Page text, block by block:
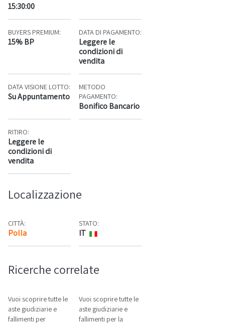
15:30:00
BUYERS PREMIUM:
15% BP
DATA DI PAGAMENTO:
Leggere le
condizioni di
vendita
DATA VISIONE LOTTO:
Su Appuntamento
METODO
PAGAMENTO:
Bonifico Bancario
RITIRO:
Leggere le
condizioni di
vendita
Localizzazione
CITTÀ:
Polla Mappa
STATO:
IT
Ricerche correlate
Vuoi scoprire tutte le
aste giudiziarie e
fallimenti per
Vuoi scoprire tutte le
aste giudiziarie e
fallimenti per la